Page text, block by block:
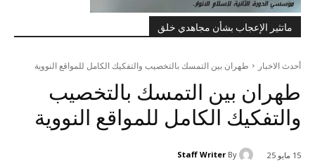
ماتثير الإعجاب بشأن مجاهدي خلق
أحدث الاخبار طهران بين التمسك بالتخصيب والتفکيك الکامل للمواقع النووية
طهران بين التمسك بالتخصيب
والتفکيك الکامل للمواقع النووية
15 مايو 25 By
Staff Writer